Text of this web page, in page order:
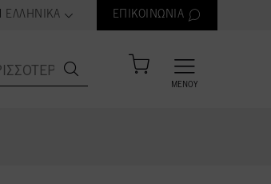
text.language
ΕΛΛΗΝΙΚΆ ΕΠΙΚΟΙΝΩΝΊΑ
ΜΕΝΟΎ